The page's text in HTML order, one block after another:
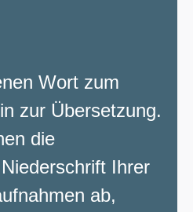
Wort zum
zur Übersetzung.
die
Ihrer
ab,